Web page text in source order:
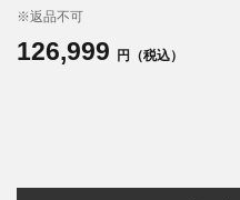
※返品不可
126,999 円（税込）